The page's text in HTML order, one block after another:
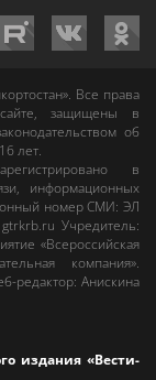
. Все права
защищены в
об
лет.
в
информационных
номер СМИ: ЭЛ
gtrkrb.ru Учредитель:
«Всероссийская
компания».
редактор:Анискина
издания «Вести-